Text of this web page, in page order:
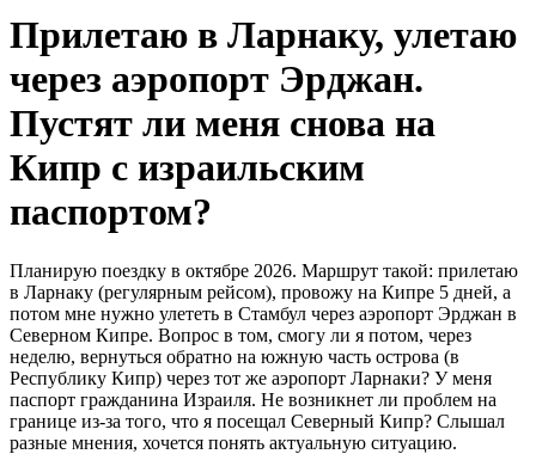
Прилетаю в Ларнаку, улетаю
через аэропорт Эрджан.
Пустят ли меня снова на
Кипр с израильским
паспортом?
Планирую поездку в октябре 2026. Маршрут такой: прилетаю
в Ларнаку (регулярным рейсом), провожу на Кипре 5 дней, а
потом мне нужно улететь в Стамбул через аэропорт Эрджан в
Северном Кипре. Вопрос в том, смогу ли я потом, через
неделю, вернуться обратно на южную часть острова (в
Республику Кипр) через тот же аэропорт Ларнаки? У меня
паспорт гражданина Израиля. Не возникнет ли проблем на
границе из-за того, что я посещал Северный Кипр? Слышал
разные мнения, хочется понять актуальную ситуацию.